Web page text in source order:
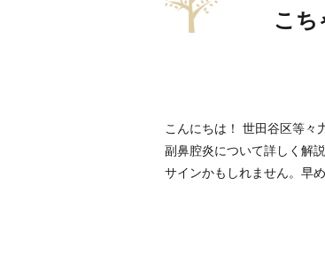
こち
こんにちは！ 世田谷区等々
副鼻腔炎について詳しく解
サインかもしれません。早